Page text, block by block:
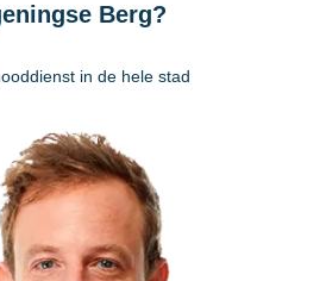
Berg?
in de hele stad